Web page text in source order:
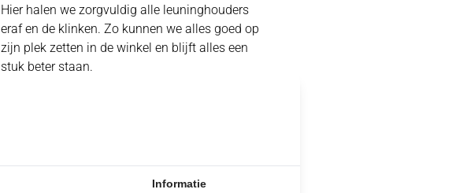
Hier halen we zorgvuldig alle leuninghouders
eraf en de klinken. Zo kunnen we alles goed op
zijn plek zetten in de winkel en blijft alles een
stuk beter staan.
De deuren worden in hoogte en breedte
Informatie